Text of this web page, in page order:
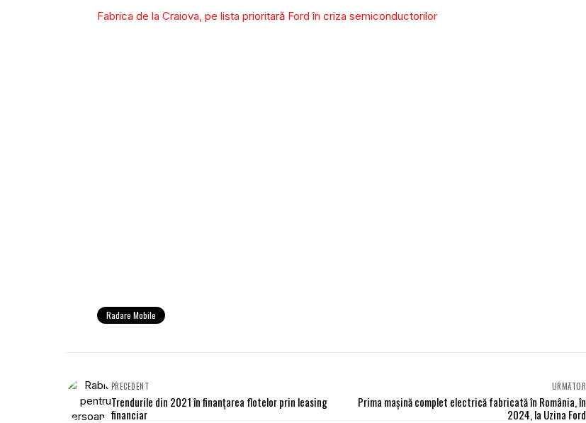
Fabrica de la Craiova, pe lista prioritară Ford în criza semiconductorilor
Radare Mobile
PRECEDENT
Trendurile din 2021 în finanţarea flotelor prin leasing
financiar
URMĂTOR
Prima mașină complet electrică fabricată în România, în
2024, la Uzina Ford